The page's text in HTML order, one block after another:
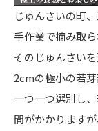
じゅんさいの町
手作業で摘み取ら
そのじゅんさい
2cmの極小の若
一つ一つ選別し
間がかかります